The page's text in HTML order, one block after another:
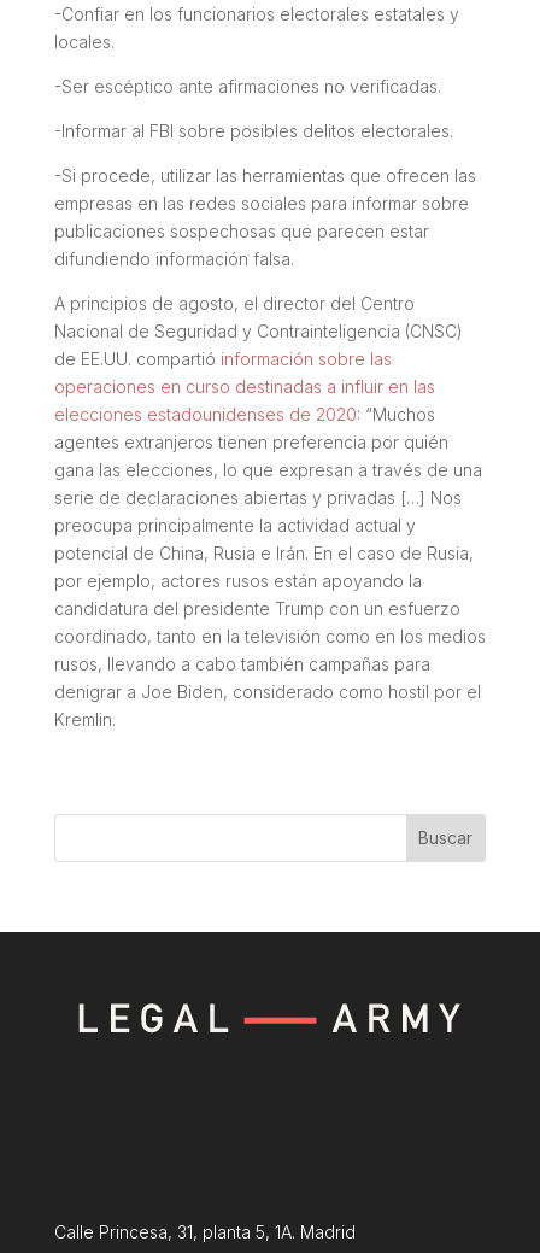
-Confiar en los funcionarios electorales estatales y
locales.
-Ser escéptico ante afirmaciones no verificadas.
-Informar al FBI sobre posibles delitos electorales.
-Si procede, utilizar las herramientas que ofrecen las
empresas en las redes sociales para informar sobre
publicaciones sospechosas que parecen estar
difundiendo información falsa.
A principios de agosto, el director del Centro
Nacional de Seguridad y Contrainteligencia (CNSC)
de EE.UU. compartió información sobre las
operaciones en curso destinadas a influir en las
elecciones estadounidenses de 2020: “Muchos
agentes extranjeros tienen preferencia por quién
gana las elecciones, lo que expresan a través de una
serie de declaraciones abiertas y privadas […] Nos
preocupa principalmente la actividad actual y
potencial de China, Rusia e Irán. En el caso de Rusia,
por ejemplo, actores rusos están apoyando la
candidatura del presidente Trump con un esfuerzo
coordinado, tanto en la televisión como en los medios
rusos, llevando a cabo también campañas para
denigrar a Joe Biden, considerado como hostil por el
Kremlin.
Buscar
Calle Princesa, 31, planta 5, 1A. Madrid